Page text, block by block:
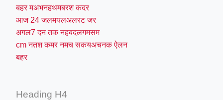
बहर मअभनहथमबरश कदर
आज 24 जलमयलअलरट जर
अगल7 दन तक नहबदलगमसम
cm नतश कमर नमच सकयअचनक ऐलन
बहर
Heading H4